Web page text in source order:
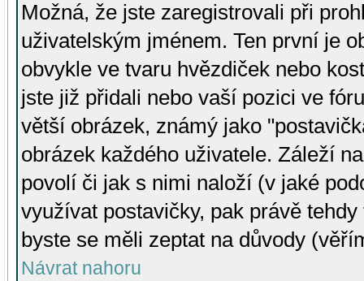
Možná, že jste zaregistrovali při
uživatelským jménem. Ten první je
obvykle ve tvaru hvězdiček nebo
jste již přidali nebo vaší pozici ve
větší obrázek, známý jako
obrázek každého uživatele. Záleží
povolí či jak s nimi naloží (v jaké
využívat postavičky, pak právě
byste se měli zeptat na důvody
Návrat nahoru